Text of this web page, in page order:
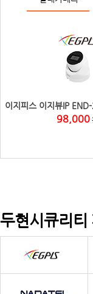
이지피스 이지뷰IP
98,000
두현시큐리티